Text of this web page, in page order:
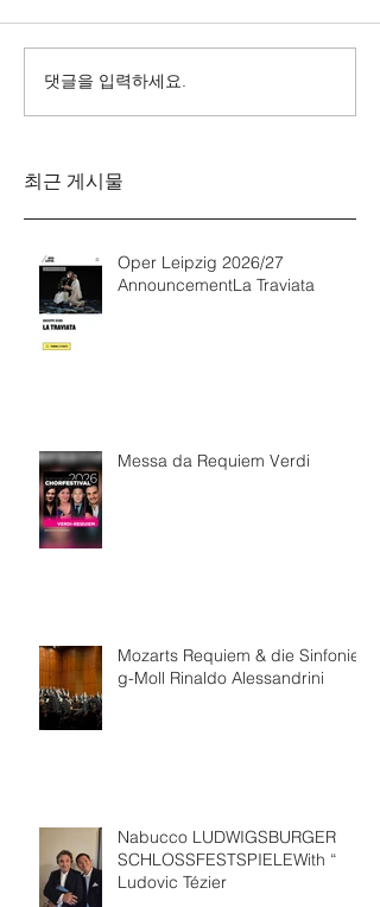
Messa da Requiem
댓글을 입력하세요.
최근 게시물
Oper Leipzig 2026/27
AnnouncementLa Traviata
Messa da Requiem Verdi
Mozarts Requiem & die Sinfonie
g-Moll Rinaldo Alessandrini
Nabucco LUDWIGSBURGER
SCHLOSSFESTSPIELEWith “
Ludovic Tézier